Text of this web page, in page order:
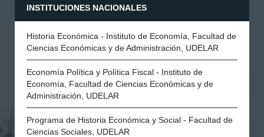
INSTITUCIONES NACIONALES
Historia Económica - Instituto de Economía, Facultad de
Ciencias Económicas y de Administración, UDELAR
Economía Política y Política Fiscal - Instituto de
Economía, Facultad de Ciencias Económicas y de
Administración, UDELAR
Programa de Historia Económica y Social - Facultad de
Ciencias Sociales, UDELAR